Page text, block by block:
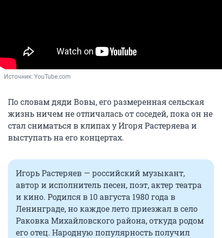
Источник: YouTube.com
По словам дяди Вовы, его размеренная сельская
жизнь ничем не отличалась от соседей, пока он не
стал сниматься в клипах у Игоря Растеряева и
выступать на его концертах.
Игорь Растеряев — российский музыкант,
автор и исполнитель песен, поэт, актер театра
и кино. Родился в 10 августа 1980 года в
Ленинграде, но каждое лето приезжал в село
Раковка Михайловского района, откуда родом
его отец. Народную популярность получил